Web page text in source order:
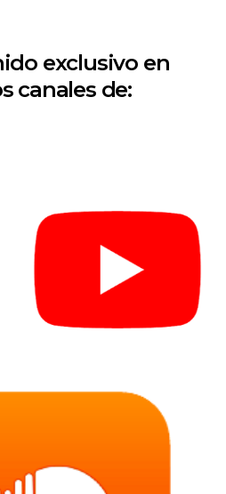
exclusivo en
canales de: